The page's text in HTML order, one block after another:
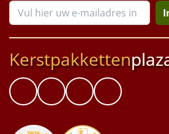
Kerstpakketten